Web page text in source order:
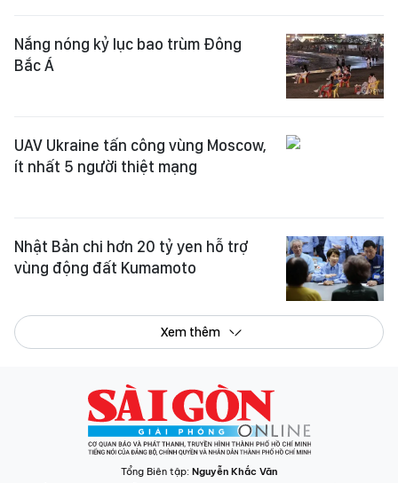
Nắng nóng kỷ lục bao trùm Đông
Bắc Á
UAV Ukraine tấn công vùng Moscow,
ít nhất 5 người thiệt mạng
Nhật Bản chi hơn 20 tỷ yen hỗ trợ
vùng động đất Kumamoto
Xem thêm
Tổng Biên tập: Nguyễn Khắc Văn